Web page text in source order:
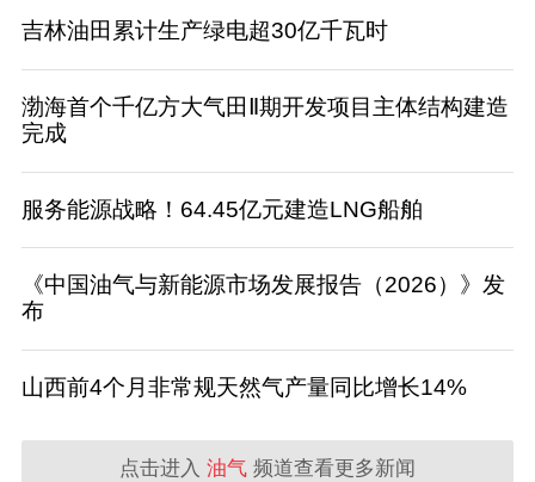
吉林油田累计生产绿电超30亿千瓦时
渤海首个千亿方大气田Ⅱ期开发项目主体结构建造
完成
服务能源战略！64.45亿元建造LNG船舶
《中国油气与新能源市场发展报告（2026）》发
布
山西前4个月非常规天然气产量同比增长14%
点击进入 油气 频道查看更多新闻